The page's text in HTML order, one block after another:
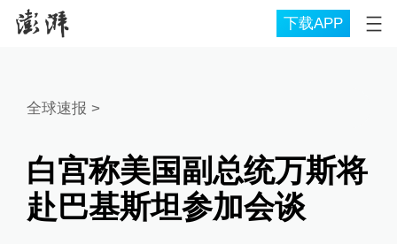
下载APP
全球速报 >
白宫称美国副总统万斯将
赴巴基斯坦参加会谈